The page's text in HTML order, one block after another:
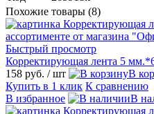
Похожие товары (8)
Быстрый просмотр
Корректирующая лента 5
158 руб. / шт В
Купить в 1 клик К сравнению
В избранное
В